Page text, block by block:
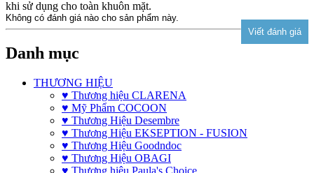
khi sử dụng cho toàn khuôn mặt.
Không có đánh giá nào cho sản phẩm này.
Danh mục
THƯƠNG HIỆU
♥ Thương hiệu CLARENA
♥ Mỹ Phẩm COCOON
♥ Thương Hiệu Desembre
♥ Thương Hiệu EKSEPTION - FUSION
♥ Thương Hiệu Goodndoc
♥ Thương Hiệu OBAGI